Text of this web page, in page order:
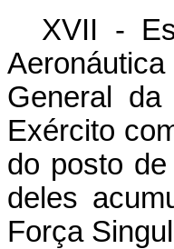
XVII -
General
Exército
do posto
deles
Força